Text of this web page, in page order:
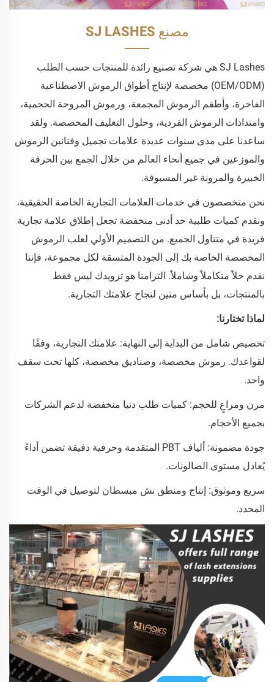
مصنع SJ LASHES
SJ Lashes هي شركة تصنيع رائدة للمنتجات حسب الطلب
(OEM/ODM) مخصصة لإنتاج أطواق الرموش الاصطناعية
الفاخرة، وأطقم الرموش المجمعة، ورموش المروحة الحجمية،
وامتدادات الرموش الفردية، وحلول التغليف المخصصة. ولقد
ساعدنا على مدى سنوات عديدة علامات تجميل وفنانين الرموش
والموزعين في جميع أنحاء العالم من خلال الجمع بين الحرفة
الخبيرة والمرونة غير المسبوقة.
نحن متخصصون في خدمات العلامات التجارية الخاصة الحقيقية،
ونقدم كميات طلبية حد أدنى منخفضة تجعل إطلاق علامة تجارية
فريدة في متناول الجميع. من التصميم الأولي لعلب الرموش
المخصصة الخاصة بك إلى الجودة المتسقة لكل مجموعة، فإننا
نقدم حلاً متكاملاً وشاملاً. التزامنا هو تزويدك ليس فقط
بالمنتجات، بل بأساس متين لنجاح علامتك التجارية.
لماذا تختارنا:
تخصيص شامل من البداية إلى النهاية: علامتك التجارية، وفقًا
لقواعدك. رموش مخصصة، وصناديق مخصصة، كلها تحت سقف
واحد.
مرن ومراعٍ للحجم: كميات طلب دنيا منخفضة لدعم الشركات
بجميع الأحجام.
جودة مضمونة: ألياف PBT المتقدمة وحرفية دقيقة تضمن أداءً
يُعادل مستوى الصالونات.
سريع وموثوق: إنتاج ومنطق نش مبسطان لتوصيل في الوقت
المحدد.